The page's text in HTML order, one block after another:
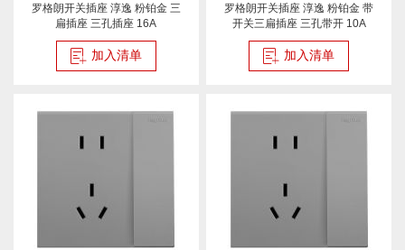
罗格朗开关插座 淳逸 粉铂金 三
扁插座 三孔插座 16A
加入清单
罗格朗开关插座 淳逸 粉铂金 带
开关三扁插座 三孔带开 10A
加入清单